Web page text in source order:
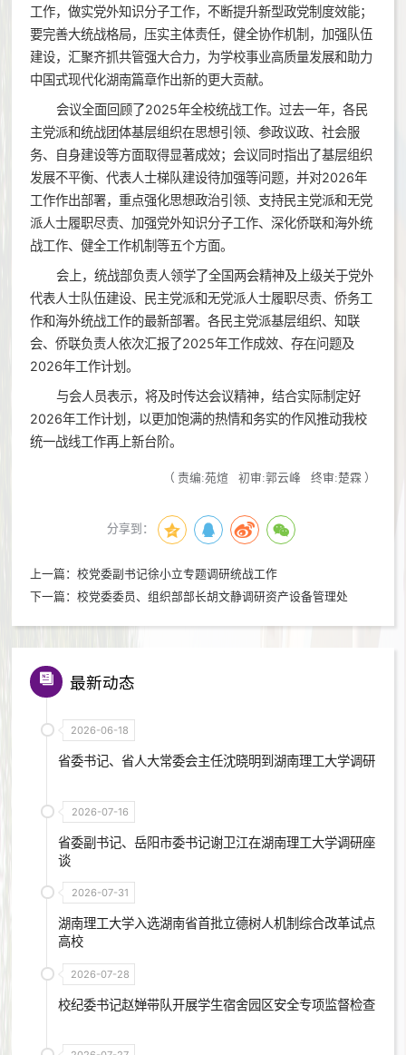
工作，做实党外知识分子工作，不断提升新型政党制度效能；
要完善大统战格局，压实主体责任，健全协作机制，加强队伍
建设，汇聚齐抓共管强大合力，为学校事业高质量发展和助力
中国式现代化湖南篇章作出新的更大贡献。
会议全面回顾了2025年全校统战工作。过去一年，各民
主党派和统战团体基层组织在思想引领、参政议政、社会服
务、自身建设等方面取得显著成效；会议同时指出了基层组织
发展不平衡、代表人士梯队建设待加强等问题，并对2026年
工作作出部署，重点强化思想政治引领、支持民主党派和无党
派人士履职尽责、加强党外知识分子工作、深化侨联和海外统
战工作、健全工作机制等五个方面。
会上，统战部负责人领学了全国两会精神及上级关于党外
代表人士队伍建设、民主党派和无党派人士履职尽责、侨务工
作和海外统战工作的最新部署。各民主党派基层组织、知联
会、侨联负责人依次汇报了2025年工作成效、存在问题及
2026年工作计划。
与会人员表示，将及时传达会议精神，结合实际制定好
2026年工作计划，以更加饱满的热情和务实的作风推动我校
统一战线工作再上新台阶。
（ 责编:苑煊 初审:郭云峰 终审:楚霖 ）
分享到：
上一篇：校党委副书记徐小立专题调研统战工作
下一篇：校党委委员、组织部部长胡文静调研资产设备管理处
最新动态
2026-06-18
省委书记、省人大常委会主任沈晓明到湖南理工大学调研
2026-07-16
省委副书记、岳阳市委书记谢卫江在湖南理工大学调研座
谈
2026-07-31
湖南理工大学入选湖南省首批立德树人机制综合改革试点
高校
2026-07-28
校纪委书记赵婵带队开展学生宿舍园区安全专项监督检查